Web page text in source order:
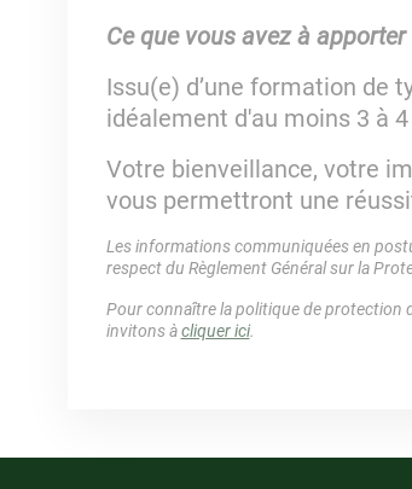
Ce que vous avez à
Issu(e) d’une formation de
idéalement d'au moins 3 à
Votre bienveillance, votre
vous permettront une
Les informations communiquées en
respect du Règlement Général sur la
Pour connaître la politique de protection
invitons àcliquer ici.